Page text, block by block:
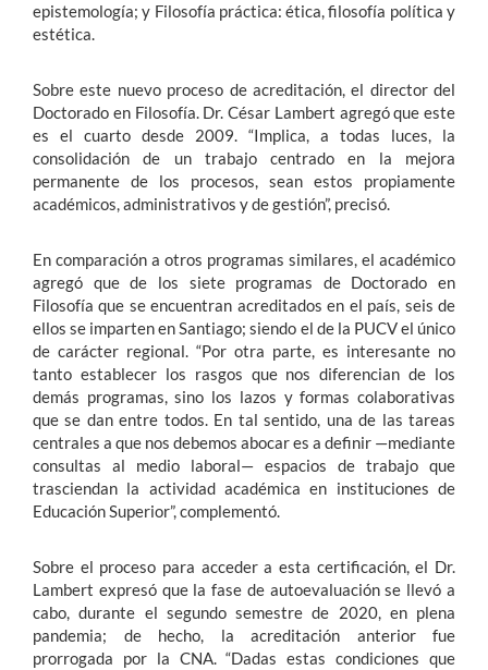
epistemología; y Filosofía práctica: ética, filosofía política y
estética.
Sobre este nuevo proceso de acreditación, el director del
Doctorado en Filosofía. Dr. César Lambert agregó que este
es el cuarto desde 2009. “Implica, a todas luces, la
consolidación de un trabajo centrado en la mejora
permanente de los procesos, sean estos propiamente
académicos, administrativos y de gestión”, precisó.
En comparación a otros programas similares, el académico
agregó que de los siete programas de Doctorado en
Filosofía que se encuentran acreditados en el país, seis de
ellos se imparten en Santiago; siendo el de la PUCV el único
de carácter regional. “Por otra parte, es interesante no
tanto establecer los rasgos que nos diferencian de los
demás programas, sino los lazos y formas colaborativas
que se dan entre todos. En tal sentido, una de las tareas
centrales a que nos debemos abocar es a definir —mediante
consultas al medio laboral— espacios de trabajo que
trasciendan la actividad académica en instituciones de
Educación Superior”, complementó.
Sobre el proceso para acceder a esta certificación, el Dr.
Lambert expresó que la fase de autoevaluación se llevó a
cabo, durante el segundo semestre de 2020, en plena
pandemia; de hecho, la acreditación anterior fue
prorrogada por la CNA. “Dadas estas condiciones que